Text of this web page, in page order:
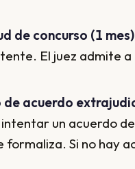
de concurso (1
El juez admite
acuerdo
un acuerdo
formaliza. Si no hay